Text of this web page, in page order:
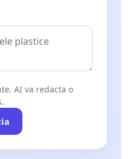
AI va redacta o